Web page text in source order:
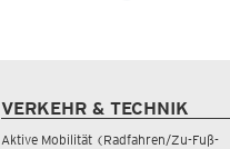
VERKEHR & TECHNIK
Aktive Mobilität (Radfahren/Zu-Fuß-